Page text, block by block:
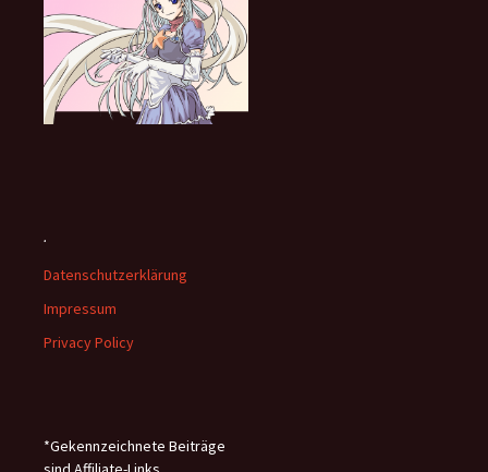
.
Datenschutzerklärung
Impressum
Privacy Policy
*Gekennzeichnete Beiträge